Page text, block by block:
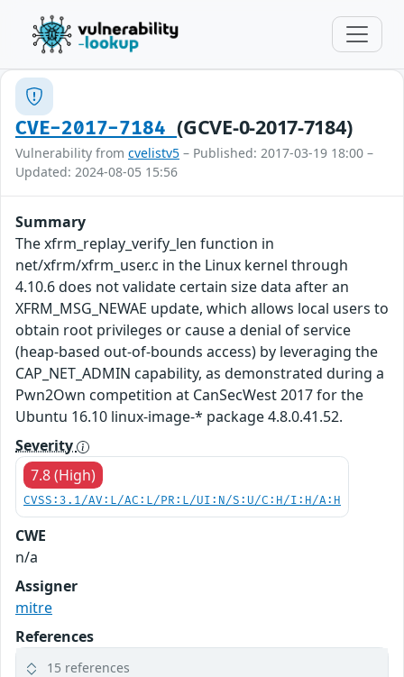
CVE-2017-7184(GCVE-0-2017-7184)
Vulnerability from cvelistv5 – Published: 2017-03-19 18:00 –
Updated: 2024-08-05 15:56
Summary
The xfrm_replay_verify_len function in
net/xfrm/xfrm_user.c in the Linux kernel through
4.10.6 does not validate certain size data after an
XFRM_MSG_NEWAE update, which allows local users to
obtain root privileges or cause a denial of service
(heap-based out-of-bounds access) by leveraging the
CAP_NET_ADMIN capability, as demonstrated during a
Pwn2Own competition at CanSecWest 2017 for the
Ubuntu 16.10 linux-image-* package 4.8.0.41.52.
Severity
7.8 (High)
CVSS:3.1/AV:L/AC:L/PR:L/UI:N/S:U/C:H/I:H/A:H
CWE
n/a
Assigner
mitre
References
15 references